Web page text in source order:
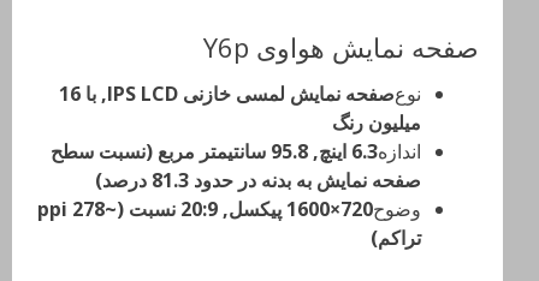
صفحه نمایش هواوی Y6p
نوع
صفحه نمایش لمسی خازنی IPS LCD, با 16
میلیون رنگ
اندازه
6.3 اینچ, 95.8 سانتیمتر مربع (نسبت سطح
صفحه نمایش به بدنه در حدود 81.3 درصد)
وضوح
720×1600 پیکسل, 20:9 نسبت (~278 ppi
تراکم)